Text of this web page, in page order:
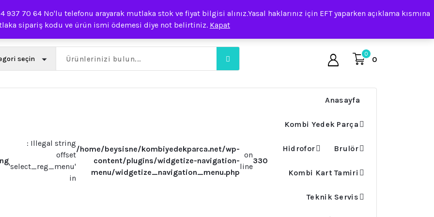
70 64 No'lu telefonu arayarak mutlaka stok ve fiyat bilgisi alınız.Yasal haklarınız için EFT yaparken açıklama kısmına
sipariş kodu ve ürün ismi ödemesi diye not belirtiniz. Kapat
0
0
: Illegal string
offset
'select_reg_menu'
in
/home/beysisne/kombiyedekparca.net/wp-
content/plugins/widgetize-navigation-
menu/widgetize_navigation_menu.php
on
line
330
Anasayfa
Kombi Yedek Parça
Hidrofor Brulör
Kombi Kart Tamiri
Teknik Servis